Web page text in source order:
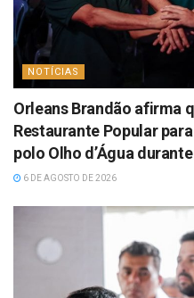
NOTÍCIAS
Orleans Brandão afirma
Restaurante Popular
polo Olho d’Água
6 DE AGOSTO DE 2026